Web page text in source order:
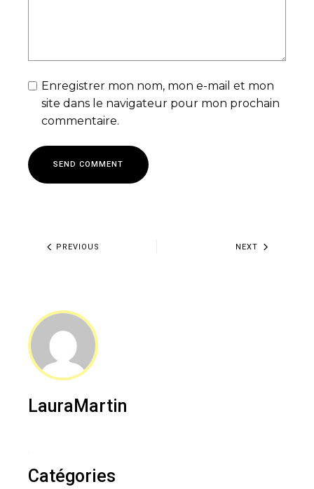
Enregistrer mon nom, mon e-mail et mon
site dans le navigateur pour mon prochain
commentaire.
SEND COMMENT
PREVIOUS NEXT
LauraMartin
Catégories